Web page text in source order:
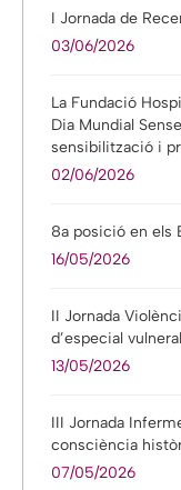
I Jornada de
03/06/2026
La Fundació
Dia Mundial
sensibilització i
02/06/2026
8a posició en els
16/05/2026
II Jornada
d’especial
13/05/2026
III Jornada
consciència
07/05/2026